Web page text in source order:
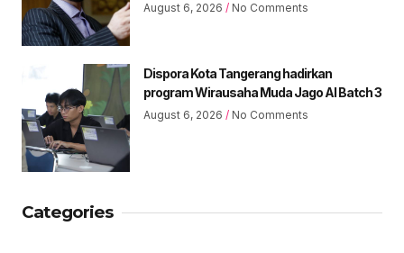
August 6, 2026 No Comments
Dispora Kota Tangerang hadirkan
program Wirausaha Muda Jago AI Batch 3
August 6, 2026 No Comments
Categories